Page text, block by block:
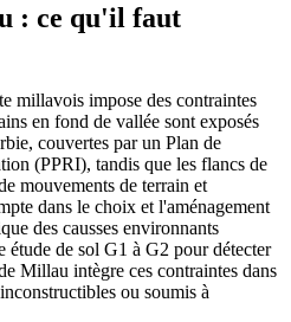
: ce qu'il faut
millavois impose des contraintes
en fond de vallée sont exposés
couvertes par un Plan de
(PPRI), tandis que les flancs de
mouvements de terrain et
dans le choix et l'aménagement
des causses environnants
étude de sol G1 à G2 pour détecter
Millau intègre ces contraintes dans
ou soumis à